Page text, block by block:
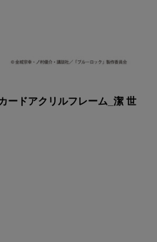
ードアクリルフレーム_潔 世